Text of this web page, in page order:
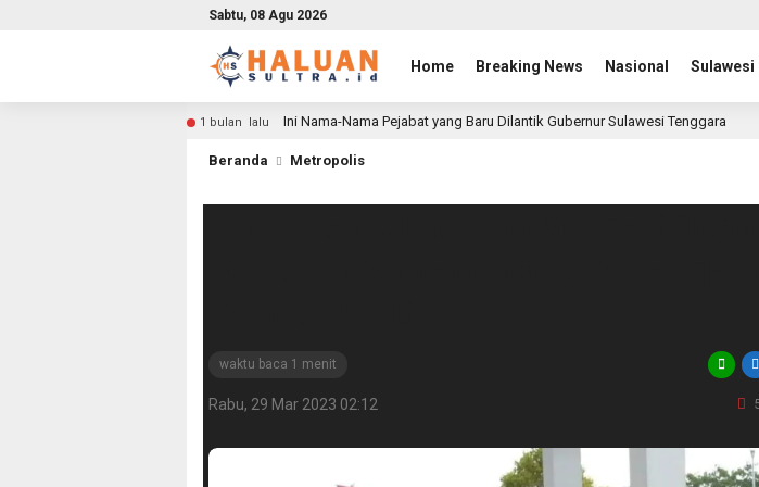
Sabtu, 08 Agu 2026
Home Breaking News Nasional Sulawesi
1 bulan lalu Ini Nama-Nama Pejabat yang Baru Dilantik Gubernur Sulawesi Tenggara
Beranda Metropolis
waktu baca 1 menit
Rabu, 29 Mar 2023 02:12